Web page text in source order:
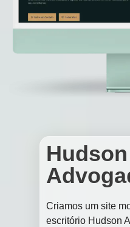
Criamos um site
escritório Hudson